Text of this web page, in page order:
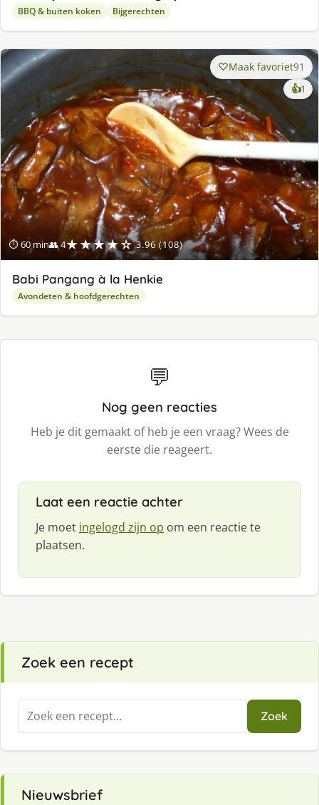
BBQ & buiten koken Bijgerechten
⏱ 60 min👥 4★★★★☆ 3.96 (108)
Maak favoriet91
👍1
Babi Pangang à la Henkie
Avondeten & hoofdgerechten
💬
Nog geen reacties
Heb je dit gemaakt of heb je een vraag? Wees de
eerste die reageert.
Laat een reactie achter
Je moet ingelogd zijn op om een reactie te
plaatsen.
Zoek een recept
Zoeken
naar:
Zoek
Nieuwsbrief